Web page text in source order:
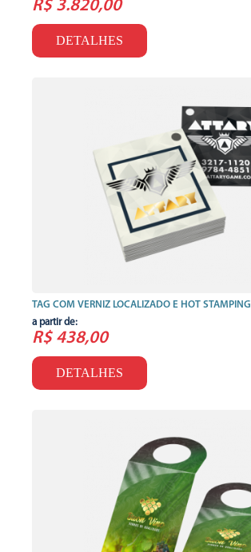
R$ 3.820,00
DETALHES
TAG COM VERNIZ LOCALIZADO E HOT STAMPING
a partir de:
R$ 438,00
DETALHES